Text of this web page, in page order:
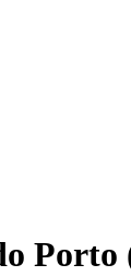
Porto